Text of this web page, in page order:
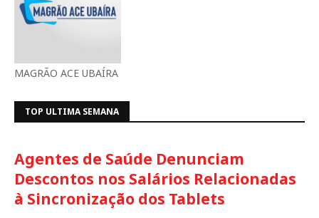
MAGRÃO ACE UBAÍRA
TOP ULTIMA SEMANA
Agentes de Saúde Denunciam
Descontos nos Salários Relacionadas
à Sincronização dos Tablets